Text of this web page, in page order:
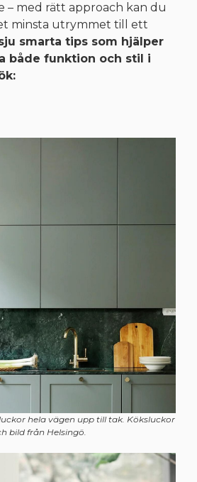
– med rätt approach kan du
minsta utrymmet till ett
smarta tips som hjälper
både funktion och stil i
hela vägen upp till tak. Köksluckor
bild från Helsingö.